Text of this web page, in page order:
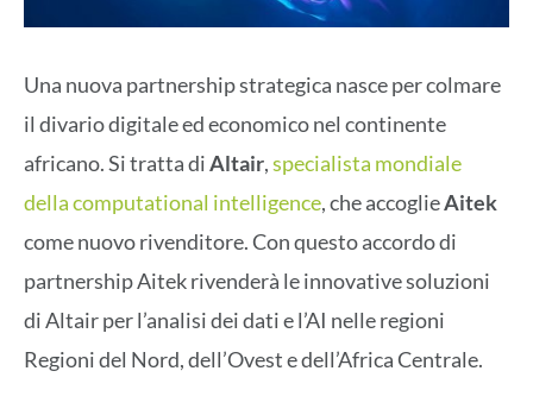
Una nuova partnership strategica nasce per colmare
il divario digitale ed economico nel continente
africano. Si tratta diAltair,specialista mondiale
della computational intelligence, che accoglieAitek
come nuovo rivenditore. Con questo accordo di
partnership Aitek rivenderà le innovative soluzioni
di Altair per l’analisi dei dati e l’AI nelle regioni
Regioni del Nord, dell’Ovest e dell’Africa Centrale.